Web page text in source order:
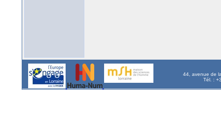
44, avenue de
Tél. :